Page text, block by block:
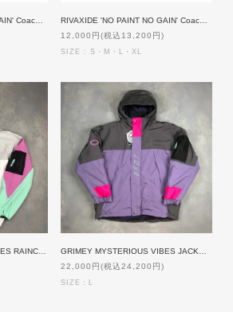
12,000円(税込13,200円)
SIZE : S・M・L・XL
22,000円(税込24,200円)
SIZE：L